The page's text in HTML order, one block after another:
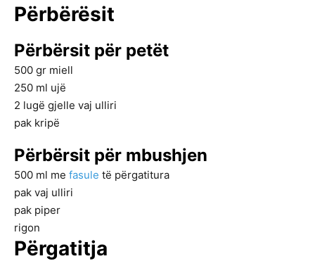
Përbërësit
Përbërsit për petët
500 gr miell
250 ml ujë
2 lugë gjelle vaj ulliri
pak kripë
Përbërsit për mbushjen
500 ml me fasule të përgatitura
pak vaj ulliri
pak piper
rigon
Përgatitja